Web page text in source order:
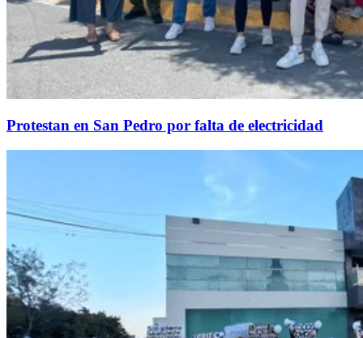
Protestan en San Pedro por falta de electricidad